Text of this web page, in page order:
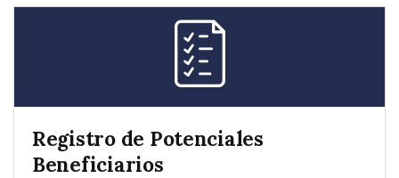
Registro de Potenciales
Beneficiarios